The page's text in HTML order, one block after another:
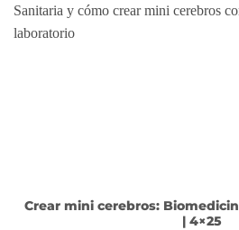
Crear mini cerebros:
| 4×25